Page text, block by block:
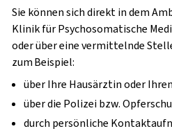
Sie können sich direkt in dem
Klinik für Psychosomatische
oder über eine vermittelnde
zum Beispiel:
über Ihre Hausärztin oder
über die Polizei bzw.
durch persönliche